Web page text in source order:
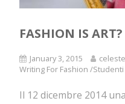
FASHION IS
January 3, 2015
Writing For Fashion /Studenti
Il 12 dicembre 2014